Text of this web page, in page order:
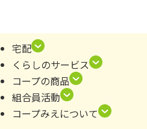
宅配
くらしのサービス
コープの商品
組合員活動
コープみえについて